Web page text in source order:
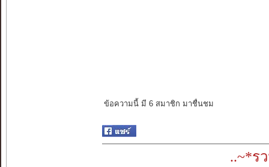
ข้อความนี้ มี 6 สมาชิก มาชื่นชม
..~*ร